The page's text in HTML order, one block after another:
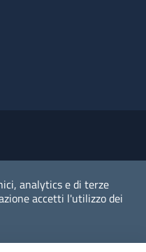
analytics e di terze
accetti l'utilizzo dei
personale